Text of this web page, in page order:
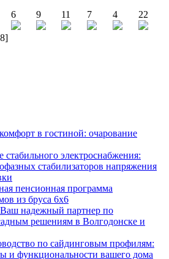
6 9 11 7 4 22
в гостиной: очарование
стабильного электроснабжения:
стабилизаторов напряжения
пенсионная программа
из бруса 6х6
надежный партнер по
решениям в Волгодонске и
по сайдинговым профилям:
и функциональности вашего дома